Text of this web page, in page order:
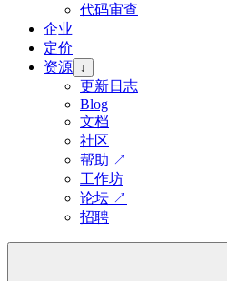
代码审查
企业
定价
资源 ↓
更新日志
Blog
文档
社区
帮助 ↗
工作坊
论坛 ↗
招聘